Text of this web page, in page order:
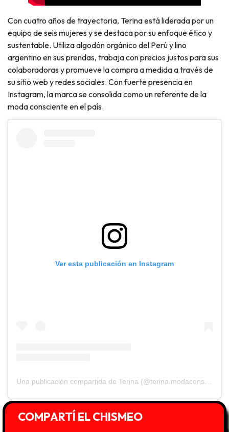
Con cuatro años de trayectoria, Terina está liderada por un
equipo de seis mujeres y se destaca por su enfoque ético y
sustentable. Utiliza algodón orgánico del Perú y lino
argentino en sus prendas, trabaja con precios justos para sus
colaboradoras y promueve la compra a medida a través de
su sitio web y redes sociales. Con fuerte presencia en
Instagram, la marca se consolida como un referente de la
moda consciente en el país.
Ver esta publicación en Instagram
Una publicación compartida de Terina (@terina.modaconsciente)
COMPARTÍ EL CHISMEO